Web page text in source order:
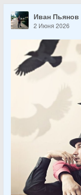
Иван Пьянов
2 Июня 2026